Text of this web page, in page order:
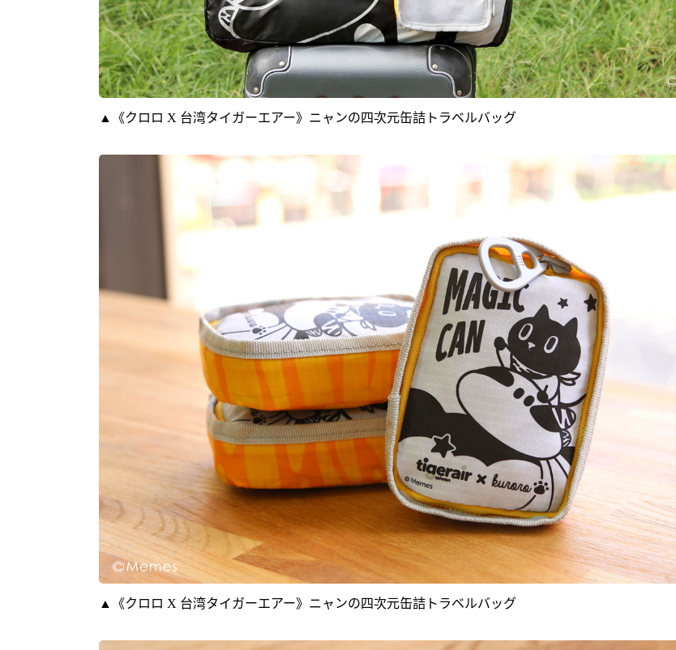
▲《クロロ X 台湾タイガーエアー》ニャンの四次元缶詰トラベルバッグ
▲《クロロ X 台湾タイガーエアー》ニャンの四次元缶詰トラベルバッグ